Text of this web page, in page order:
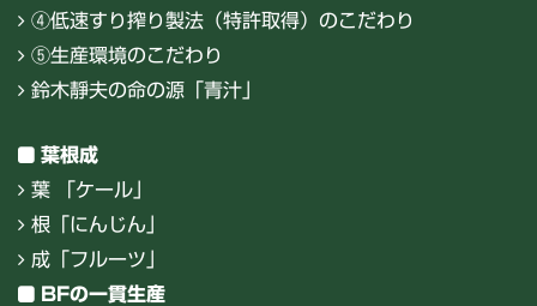
④低速すり搾り製法（特許取得）のこだわり
⑤生産環境のこだわり
鈴木靜夫の命の源「青汁」
葉根成
葉 「ケール」
根「にんじん」
成「フルーツ」
BFの一貫生産